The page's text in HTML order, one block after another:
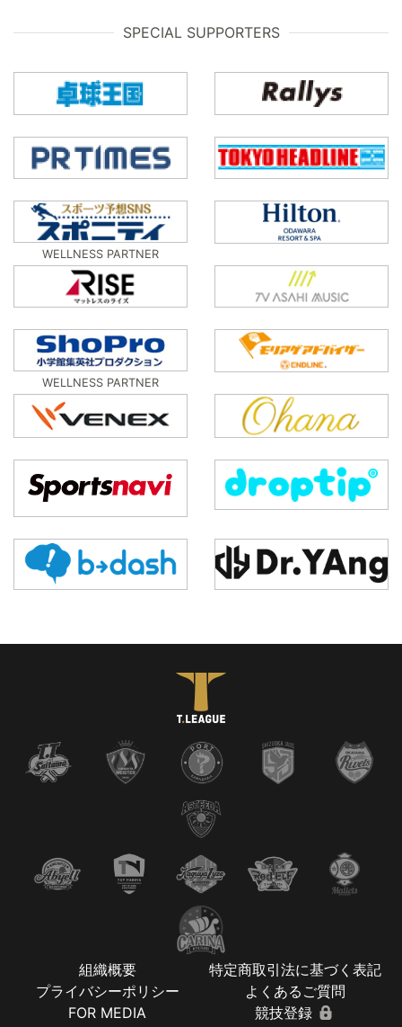
SPECIAL SUPPORTERS
WELLNESS PARTNER
WELLNESS PARTNER
組織概要
特定商取引法に基づく表記
プライバシーポリシー
よくあるご質問
FOR MEDIA
競技登録